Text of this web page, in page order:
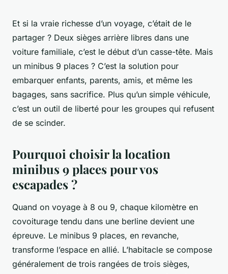
Et si la vraie richesse d’un voyage, c’était de le
partager ? Deux sièges arrière libres dans une
voiture familiale, c’est le début d’un casse-tête. Mais
un minibus 9 places ? C’est la solution pour
embarquer enfants, parents, amis, et même les
bagages, sans sacrifice. Plus qu’un simple véhicule,
c’est un outil de liberté pour les groupes qui refusent
de se scinder.
Pourquoi choisir la location
minibus 9 places pour vos
escapades ?
Quand on voyage à 8 ou 9, chaque kilomètre en
covoiturage tendu dans une berline devient une
épreuve. Le minibus 9 places, en revanche,
transforme l’espace en allié. L’habitacle se compose
généralement de trois rangées de trois sièges,